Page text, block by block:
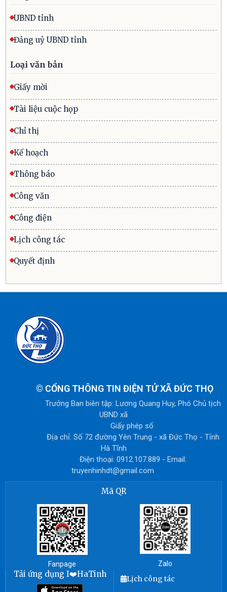
UBND tỉnh
Đảng uỷ UBND tỉnh
Loại văn bản
Giấy mời
Tài liệu cuộc họp
Chỉ thị
Kế hoạch
Thông báo
Công văn
Công điện
Lịch công tác
Quyết định
© CỔNG THÔNG TIN ĐIỆN TỬ XÃ ĐỨC THỌ
Trưởng Ban biên tập: Lương Quang Huy, Phó Chủ tịch
UBND xã
Giấy phép số
Địa chỉ: Số 72 đường Yên Trung - xã Đức Thọ - Tỉnh
Hà Tĩnh
Điện thoại: 0912.107.889 - Email:
truyenhinhdt@gmail.com
Mã QR
Fanpage Zalo
Tải ứng dụng I❤️HaTinh Lịch công tác